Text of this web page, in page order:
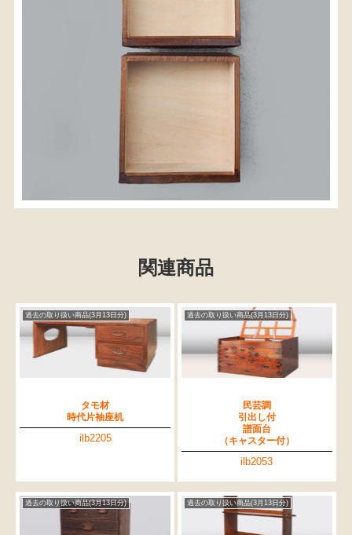
関連商品
過去の取り扱い商品(3月13日分)
タモ材
時代片袖座机
ilb2205
過去の取り扱い商品(3月13日分)
民芸調
引出し付
譜面台
（キャスター付）
ilb2053
過去の取り扱い商品(3月13日分) 過去の取り扱い商品(3月13日分)